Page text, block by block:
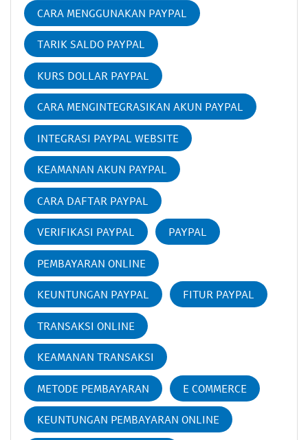
CARA MENGGUNAKAN PAYPAL
TARIK SALDO PAYPAL
KURS DOLLAR PAYPAL
CARA MENGINTEGRASIKAN AKUN PAYPAL
INTEGRASI PAYPAL WEBSITE
KEAMANAN AKUN PAYPAL
CARA DAFTAR PAYPAL
VERIFIKASI PAYPAL PAYPAL
PEMBAYARAN ONLINE
KEUNTUNGAN PAYPAL FITUR PAYPAL
TRANSAKSI ONLINE
KEAMANAN TRANSAKSI
METODE PEMBAYARAN E COMMERCE
KEUNTUNGAN PEMBAYARAN ONLINE